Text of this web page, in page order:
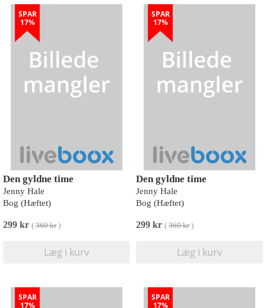
SPAR
17%
Den gyldne time
Jenny Hale
Bog (Hæftet)
299 kr ( 360 kr)
Læg i kurv
SPAR
17%
Den gyldne time
Jenny Hale
Bog (Hæftet)
299 kr ( 360 kr)
Læg i kurv
SPAR
17%
SPAR
17%